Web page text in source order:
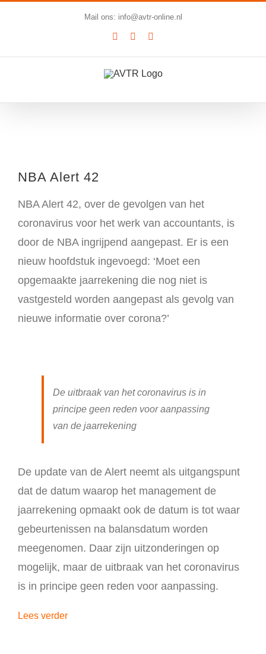
Mail ons: info@avtr-online.nl
YouTubeLinkedIn
grotere
NBA Alert 42
NBA Alert 42, over de gevolgen van het
coronavirus voor het werk van accountants, is
door de NBA ingrijpend aangepast. Er is een
nieuw hoofdstuk ingevoegd: ‘Moet een
opgemaakte jaarrekening die nog niet is
vastgesteld worden aangepast als gevolg van
nieuwe informatie over corona?’
De uitbraak van het coronavirus is in
principe geen reden voor aanpassing
van de jaarrekening
De update van de Alert neemt als uitgangspunt
dat de datum waarop het management de
jaarrekening opmaakt ook de datum is tot waar
gebeurtenissen na balansdatum worden
meegenomen. Daar zijn uitzonderingen op
mogelijk, maar de uitbraak van het coronavirus
is in principe geen reden voor aanpassing.
Lees verder